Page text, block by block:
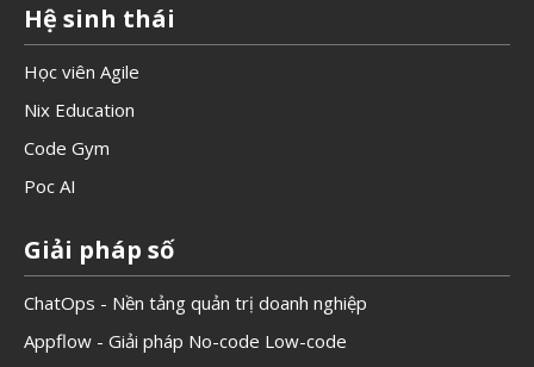
Hệ sinh thái
Học viên Agile
Nix Education
Code Gym
Poc AI
Giải pháp số
ChatOps - Nền tảng quản trị doanh nghiệp
Appflow - Giải pháp No-code Low-code